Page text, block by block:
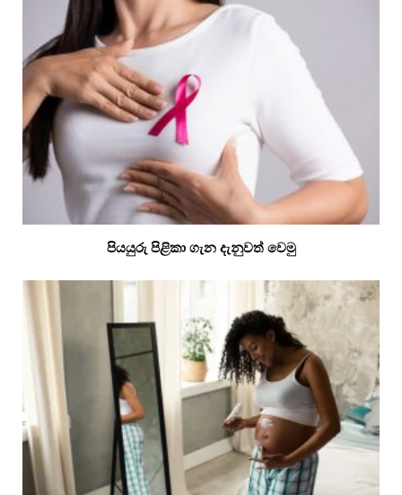
පියයුරු පිළිකා ගැන දැනුවත් වෙමු